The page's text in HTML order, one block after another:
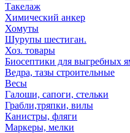
Такелаж
Химический анкер
Хомуты
Шурупы шестиган.
Хоз. товары
Биосептики для выгребных
Ведра, тазы строительные
Весы
Галоши, сапоги, стельки
Грабли,тряпки, вилы
Канистры, фляги
Маркеры, мелки